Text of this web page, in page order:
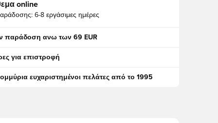
online
6-8 εργάσιμες ημέρες
παράδοση ανω των 69 EUR
για επιστροφή
ευχαριστημένοι πελάτες από το 1995